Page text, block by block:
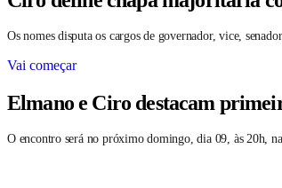
Os nomes disputa os cargos de governador, vice,
Vai começar
Elmano e Ciro destacam
O encontro será no próximo domingo, dia 09, às 20h,